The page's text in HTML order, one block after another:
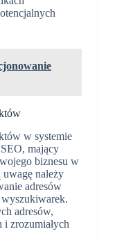
w systemie
mający
biznesu w
należy
adresów
adresów,
i zrozumiałych